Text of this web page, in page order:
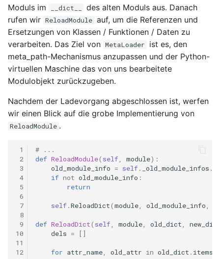
Moduls im __dict__
des alten Moduls aus. Danach
rufen wir ReloadModule auf, um die Referenzen und
Ersetzungen von Klassen / Funktionen / Daten zu
verarbeiten. Das Ziel von MetaLoader
ist es, den
meta_path-Mechanismus anzupassen und der Python-
virtuellen Maschine das von uns bearbeitete
Modulobjekt zurückzugeben.
Nachdem der Ladevorgang abgeschlossen ist, werfen
wir einen Blick auf die grobe Implementierung von
ReloadModule .
1
2
3
4
5
6
7
8
9
10
11
12
# ...
def ReloadModule( self module):
old_module_info = self. _old_module_infos .
if not old_module_info :
return
self.ReloadDict(module old_module_info
def ReloadDict( self module old_dict
dels = []
for attr_name old_attr in old_dict . items